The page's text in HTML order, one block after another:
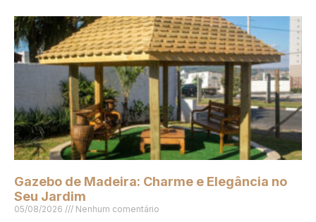
Gazebo de Madeira: Charme e Elegância no
Seu Jardim
05/08/2026 Nenhum comentário